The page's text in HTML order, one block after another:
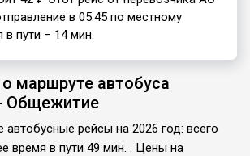
в 05:45 по местному
в пути – 14 мин.
маршруте автобуса
Общежитие
рейсы на 2026 год: всего
время в пути 49 мин. . Цены на